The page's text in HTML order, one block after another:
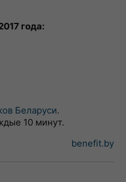
года:
Беларуси.
10 минут.
benefit.by